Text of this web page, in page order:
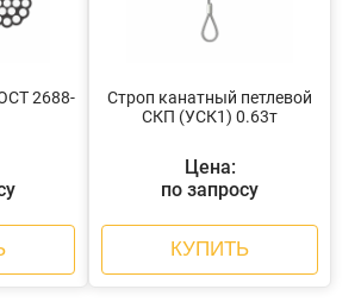
2688-
Строп канатный петлевой
СКП (УСК1) 0.63т
Цена:
по запросу
КУПИТЬ